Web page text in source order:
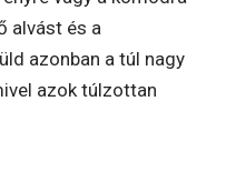
alvást és a
azonban a túl nagy
azok túlzottan